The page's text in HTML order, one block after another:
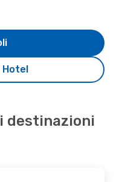
Hotel
destinazioni